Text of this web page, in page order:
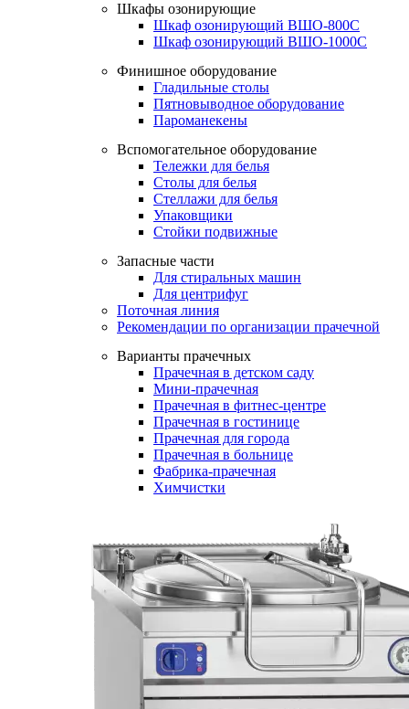
Шкафы озонирующие
Шкаф озонирующий ВШО-800С
Шкаф озонирующий ВШО-1000С
Финишное оборудование
Гладильные столы
Пятновыводное оборудование
Пароманекены
Вспомогательное оборудование
Тележки для белья
Столы для белья
Стеллажи для белья
Упаковщики
Стойки подвижные
Запасные части
Для стиральных машин
Для центрифуг
Поточная линия
Рекомендации по организации прачечной
Варианты прачечных
Прачечная в детском саду
Мини-прачечная
Прачечная в фитнес-центре
Прачечная в гостинице
Прачечная для города
Прачечная в больнице
Фабрика-прачечная
Химчистки